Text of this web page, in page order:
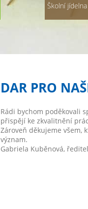
Školní jídelna
DAR PRO
Rádi bychom poděkovali
přispějí ke zkvalitnění
Zároveň děkujeme všem,
význam.
Gabriela Kuběnová,